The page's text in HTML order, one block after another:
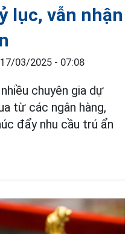
lục, vẫn nhận
17/03/2025 - 07:08
chuyên gia dự
từ các ngân hàng,
đẩy nhu cầu trú ẩn